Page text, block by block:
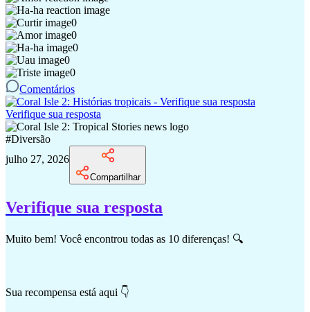
0
0
0
0
0
Comentários
Verifique sua resposta
#Diversão
julho 27, 2026
Compartilhar
Verifique sua resposta
Muito bem! Você encontrou todas as 10 diferenças! 🔍
Sua recompensa está aqui 👇